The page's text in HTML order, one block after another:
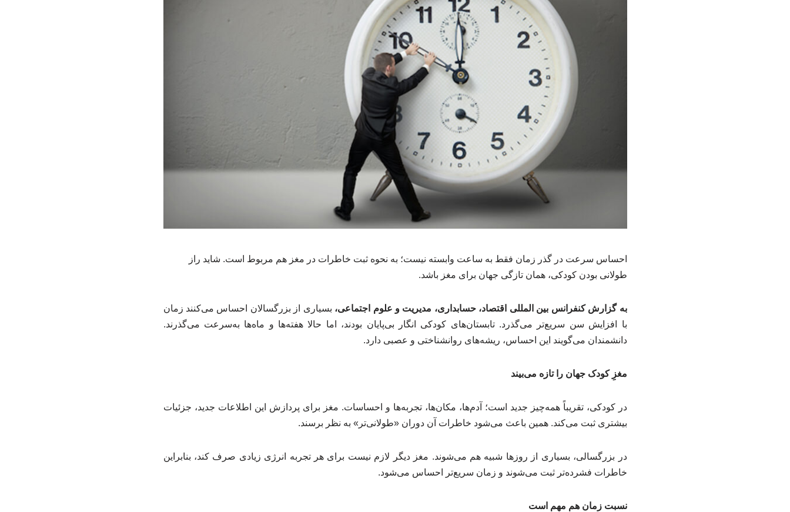
احساس سرعت در گذر زمان فقط به ساعت وابسته نیست؛ به نحوه ثبت خاطرات در مغز هم مربوط است. شاید راز
طولانی بودن کودکی، همان تازگی جهان برای مغز باشد.
به گزارش کنفرانس بین المللی اقتصاد، حسابداری، مدیریت و علوم اجتماعی، بسیاری از بزرگسالان احساس می‌کنند زمان
با افزایش سن سریع‌تر می‌گذرد. تابستان‌های کودکی انگار بی‌پایان بودند، اما حالا هفته‌ها و ماه‌ها به‌سرعت می‌گذرند.
دانشمندان می‌گویند این احساس، ریشه‌های روانشناختی و عصبی دارد.
مغزِ کودک جهان را تازه می‌بیند
در کودکی، تقریباً همه‌چیز جدید است؛ آدم‌ها، مکان‌ها، تجربه‌ها و احساسات. مغز برای پردازش این اطلاعات جدید، جزئیات
بیشتری ثبت می‌کند. همین باعث می‌شود خاطرات آن دوران «طولانی‌تر» به نظر برسند.
در بزرگسالی، بسیاری از روزها شبیه هم می‌شوند. مغز دیگر لازم نیست برای هر تجربه انرژی زیادی صرف کند، بنابراین
خاطرات فشرده‌تر ثبت می‌شوند و زمان سریع‌تر احساس می‌شود.
نسبت زمان هم مهم است